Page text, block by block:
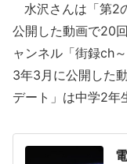
水沢さんは「第2
公開した動画で20
ャンネル「街録ch
3年3月に公開した
デート」は中学2年